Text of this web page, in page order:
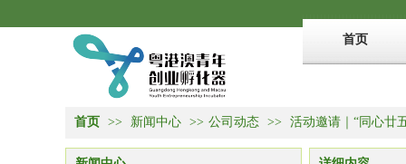
首页
首页 >> 新闻中心 >> 公司动态 >> 活动邀请｜“同心廿